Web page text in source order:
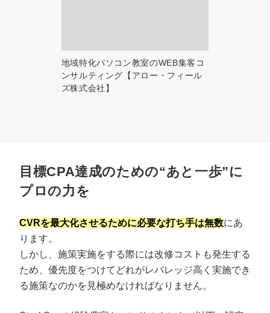
地域特化パソコン教室のWEB集客コ
ンサルティング【アロー・フィール
ズ株式会社】
目標CPA達成のための“あと一歩”に
プロの力を
CVRを最大化させるために必要な打ち手は無数にあ
ります。
しかし、施策実施をする際には改修コストも発生する
ため、優先度をつけてどれがレバレッジ高く実施でき
る施策なのかを見極めなければなりません。